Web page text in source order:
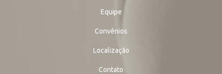
Equipe
Convênios
Localização
Contato